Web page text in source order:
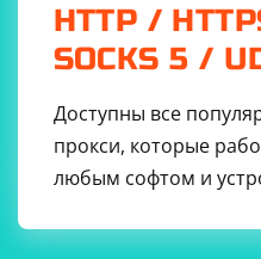
HTTP /
SOCKS 5 /
Доступны все
прокси, которые
любым софтом и